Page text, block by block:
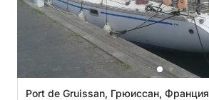
Port de Gruissan, Грюиссан, Франция